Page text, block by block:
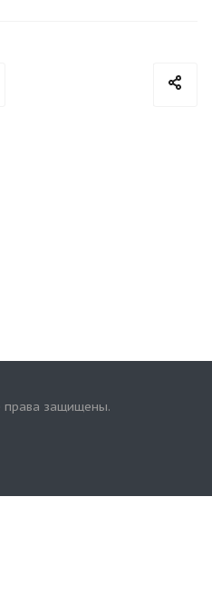
права защищены.